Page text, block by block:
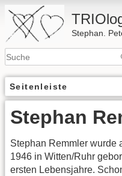
Stephan.
Seitenleiste
Stephan
Stephan Remmler wurde
1946 in Witten/Ruhr
ersten Lebensjahre.